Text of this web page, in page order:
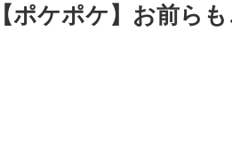
【ポケポケ】お前ら